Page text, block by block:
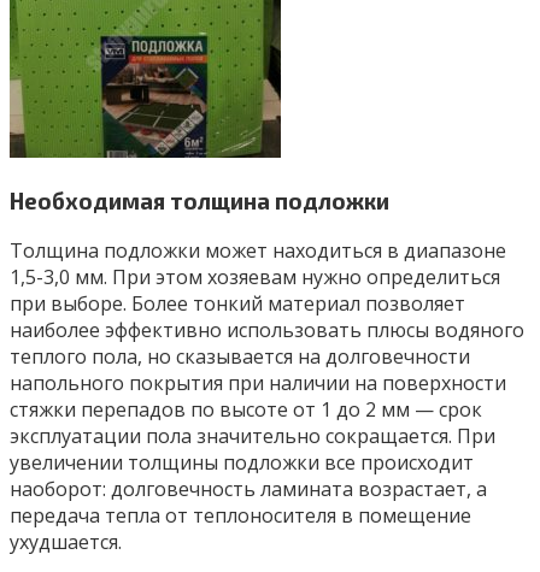
Необходимая толщина подложки
Толщина подложки может находиться в диапазоне
1,5-3,0 мм. При этом хозяевам нужно определиться
при выборе. Более тонкий материал позволяет
наиболее эффективно использовать плюсы водяного
теплого пола, но сказывается на долговечности
напольного покрытия при наличии на поверхности
стяжки перепадов по высоте от 1 до 2 мм — срок
эксплуатации пола значительно сокращается. При
увеличении толщины подложки все происходит
наоборот: долговечность ламината возрастает, а
передача тепла от теплоносителя в помещение
ухудшается.